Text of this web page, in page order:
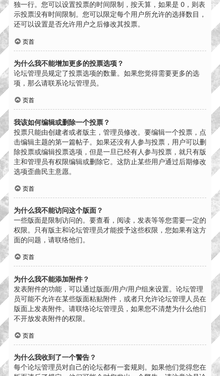
独一行。您可以设置投票的时间限制，按天算，如果是 0，则表
示投票没有时间限制。您可以限定每个用户所允许的选择数目，
还可以设置是否允许用户之后修改其投票。
页首
为什么我不能增加更多的投票选项？
论坛管理员规定了投票选项的数量。如果您觉得需要更多的选
项，那么请联系论坛管理员。
页首
我该如何编辑或删除一个投票？
投票只能由创建者或者版主，管理员修改。要编辑一个投票，点
击编辑主题的第一篇帖子。如果还没有人参与投票，用户可以删
除投票或编辑投票选项，但是一旦已经有人参与投票，就只有版
主和管理员有权限编辑或删除它。这防止某些用户通过后期修改
选项歪曲民主意愿。
页首
为什么我不能访问这个版面？
一些版面是限制访问的。要查看，阅读，发表等等您需要一定的
权限。只有版主和论坛管理员才能授予这些权限，您如果有这方
面的问题，请联络他们。
页首
为什么我不能添加附件？
发表附件的功能，可以通过版面/用户/用户组来设置。论坛管理
员可能不允许在某些版面粘贴附件，或者只允许论坛管理人员在
版面上发表附件。请联络论坛管理员，如果您不清楚为什么他们
不开放发表附件的权限。
页首
为什么我收到了一个警告？
每个论坛管理员对自己的论坛都有一套规则。如果他们觉得您在